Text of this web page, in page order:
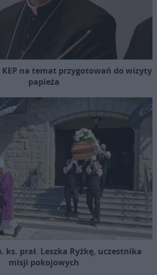
KEP na temat przygotowań do wizyty
papieża
ks. prał. Leszka Ryżkę, uczestnika
misji pokojowych